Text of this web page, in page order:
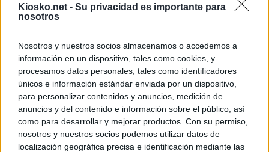
Kiosko.net - Su privacidad es importante para
nosotros
Nosotros y nuestros socios almacenamos o accedemos a
información en un dispositivo, tales como cookies, y
procesamos datos personales, tales como identificadores
únicos e información estándar enviada por un dispositivo,
para personalizar contenidos y anuncios, medición de
anuncios y del contenido e información sobre el público, así
como para desarrollar y mejorar productos. Con su permiso,
nosotros y nuestros socios podemos utilizar datos de
localización geográfica precisa e identificación mediante las